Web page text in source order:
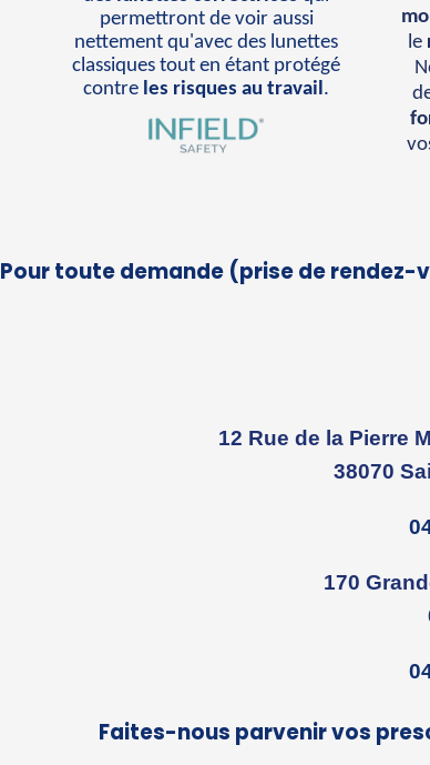
permettront de voir aussi
nettement qu'avec des lunettes
classiques tout en étant protégé
contre les risques au travail .
le
Pour toute demande (prise de
12 Rue de la Pierre
38070
170
Faites-nous parvenir vos